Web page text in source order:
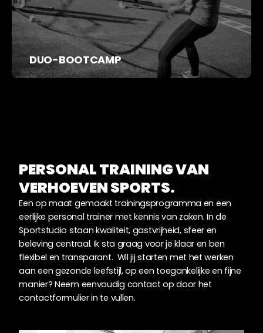
DUO-BOOTCAMP
PERSONAL TRAINING VAN
VERHOEVEN SPORTS.
Een op maat gemaakt trainingsprogramma en een
eerlijke personal trainer met kennis van zaken. In de
Sportstudio staan kwaliteit, gastvrijheid, sfeer en
beleving centraal. Ik sta graag voor je klaar en ben
flexibel en transparant. Wil jij starten met het werken
aan een gezonde leefstijl, op een toegankelijke en fijne
manier? Neem eenvoudig contact op door het
contactformulier in te vullen.